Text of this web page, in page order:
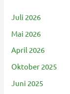
Juli 2026
Mai 2026
April 2026
Oktober 2025
Juni 2025